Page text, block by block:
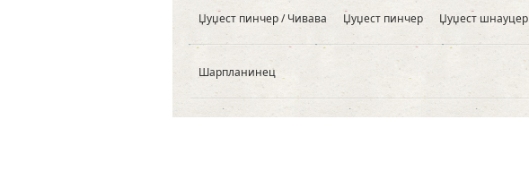
Џуџест пинчер / Чивава Џуџест пинчер Џуџест шнауцер
Шарпланинец